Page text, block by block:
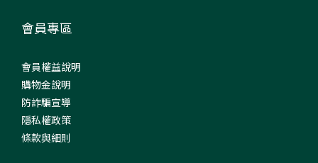
會員專區
會員權益說明
購物金說明
防詐騙宣導
隱私權政策
條款與細則